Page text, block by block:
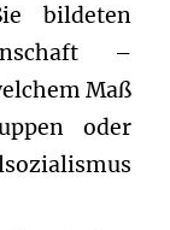
bildeten
–
Maß
oder